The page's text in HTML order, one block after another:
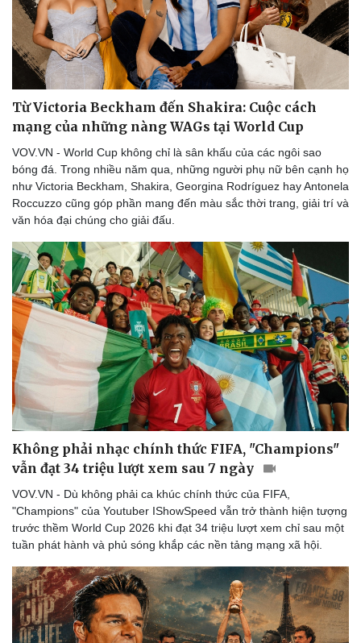
Sức khỏe
Dinh dưỡng - món ngon
Cây thuốc
Sản phụ khoa
Nhi khoa
Nam khoa
Phòng mạch online
Ăn sạch sống khỏe
Đời sống
Nhà đẹp
Blog
Tình yêu - Gia đình
Từ Victoria Beckham đến Shakira: Cuộc cách
mạng của những nàng WAGs tại World Cup
VOV.VN - World Cup không chỉ là sân khấu của các ngôi sao
bóng đá. Trong nhiều năm qua, những người phụ nữ bên cạnh họ
như Victoria Beckham, Shakira, Georgina Rodríguez hay Antonela
Roccuzzo cũng góp phần mang đến màu sắc thời trang, giải trí và
văn hóa đại chúng cho giải đấu.
Không phải nhạc chính thức FIFA, "Champions"
vẫn đạt 34 triệu lượt xem sau 7 ngày
VOV.VN - Dù không phải ca khúc chính thức của FIFA,
"Champions" của Youtuber IShowSpeed vẫn trở thành hiện tượng
trước thềm World Cup 2026 khi đạt 34 triệu lượt xem chỉ sau một
tuần phát hành và phủ sóng khắp các nền tảng mạng xã hội.